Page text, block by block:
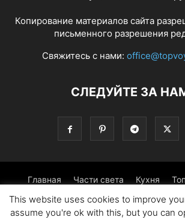
Копирование материалов сайта
письменного разрешения
Свяжитесь с нами:
СЛЕДУЙТЕ ЗА
Главная Части света Кухня
Фотопрогулка Традиции
This website uses cookies to improve
assume you're ok with this, but you can